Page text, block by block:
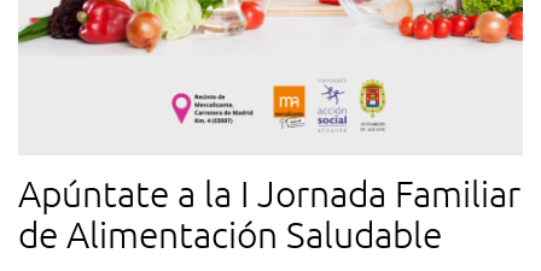
Apúntate a la I Jornada Familiar
de Alimentación Saludable